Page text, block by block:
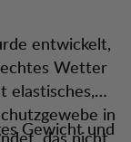
entwickelt,
Wetter
elastisches,
in
das nicht
Gewicht und